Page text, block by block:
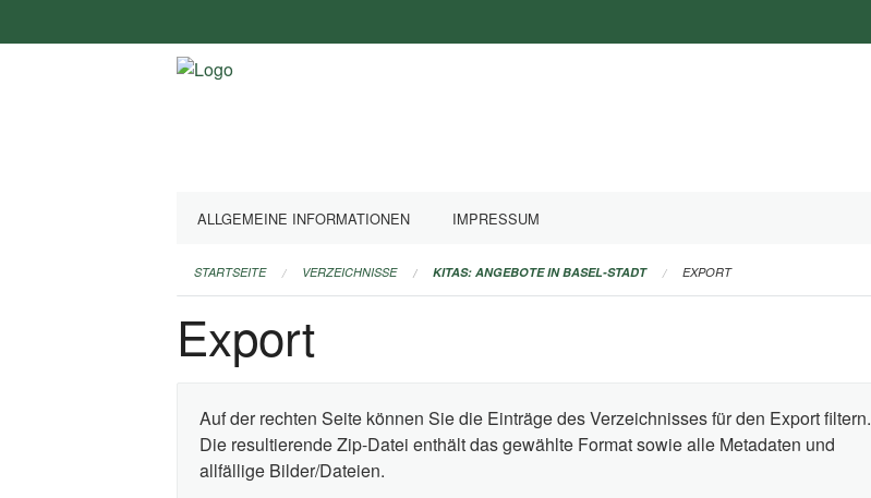
überspringen
ALLGEMEINE INFORMATIONEN IMPRESSUM
STARTSEITE VERZEICHNISSE KITAS: ANGEBOTE IN BASEL-STADT EXPORT
Export
Auf der rechten Seite können Sie die Einträge des Verzeichnisses für den Export filtern.
Die resultierende Zip-Datei enthält das gewählte Format sowie alle Metadaten und
allfällige Bilder/Dateien.